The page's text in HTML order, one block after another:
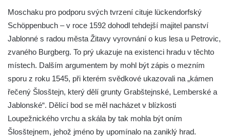
nad Ploučnicí
Hrad Himlštejn
Hrad Rabštejn nad Střelou
Hrad Sychrov v Rabštejně
Hrad Hasištejn
Hrad Ralsko
Moschaku pro podporu svých tvrzení cituje lückendorfský
Schöppenbuch – v roce 1592 dohodl tehdejší majitel panství
Jablonné s radou města Žitavy vyrovnání o kus lesa u Petrovic,
zvaného Burgberg. To prý ukazuje na existenci hradu v těchto
místech. Dalším argumentem by mohl být zápis o mezním
sporu z roku 1545, při kterém svědkové ukazovali na „kámen
řečený Šlosštejn, který dělí grunty Grabštejnské, Lemberské a
Jablonské“. Dělící bod se měl nacházet v blízkosti
Loupežnického vrchu a skála by tak mohla být oním
Šlosštejnem, jehož jméno by upomínalo na zaniklý hrad.